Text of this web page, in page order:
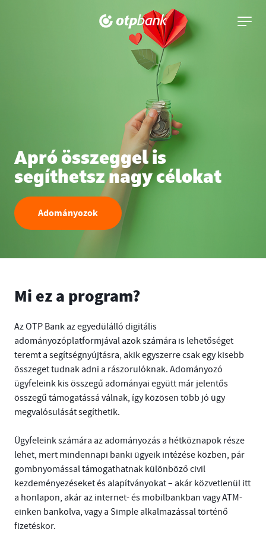
navigáció
Apró összeggel is
segíthetsz nagy célokat
Adományozok
Mi ez a program?
Az OTP Bank az egyedülálló digitális
adományozóplatformjával azok számára is lehetőséget
teremt a segítségnyújtásra, akik egyszerre csak egy kisebb
összeget tudnak adni a rászorulóknak. Adományozó
ügyfeleink kis összegű adományai együtt már jelentős
összegű támogatássá válnak, így közösen több jó ügy
megvalósulását segíthetik.
Ügyfeleink számára az adományozás a hétköznapok része
lehet, mert mindennapi banki ügyeik intézése közben, pár
gombnyomással támogathatnak különböző civil
kezdeményezéseket és alapítványokat – akár közvetlenül itt
a honlapon, akár az internet- és mobilbankban vagy ATM-
einken bankolva, vagy a Simple alkalmazással történő
fizetéskor.